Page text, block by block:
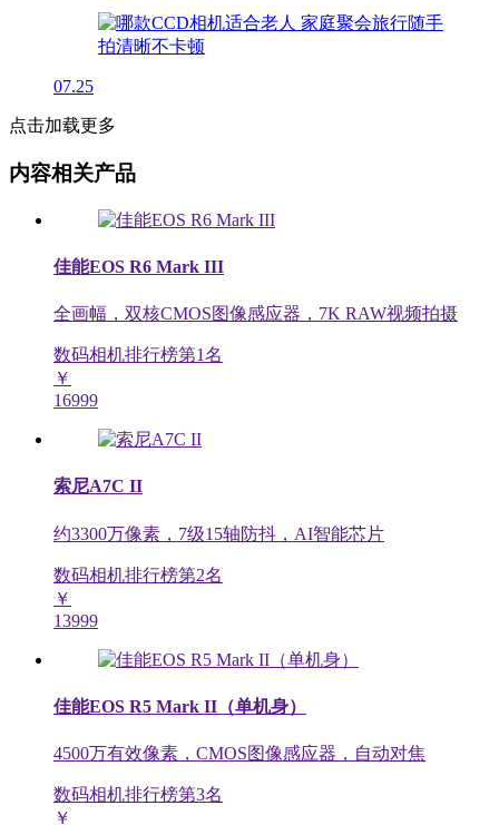
07.25
点击加载更多
内容相关产品
佳能EOS R6 Mark III
全画幅，双核CMOS图像感应器，7K RAW视频拍摄
数码相机排行榜第1名
￥
16999
索尼A7C II
约3300万像素，7级15轴防抖，AI智能芯片
数码相机排行榜第2名
￥
13999
佳能EOS R5 Mark II（单机身）
4500万有效像素，CMOS图像感应器，自动对焦
数码相机排行榜第3名
￥